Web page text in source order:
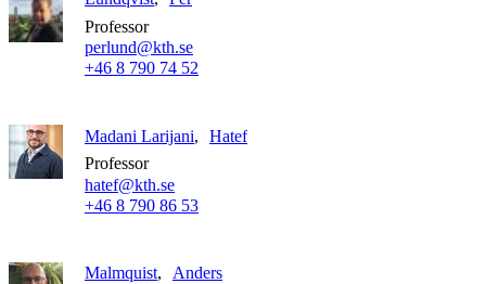
Professor
perlund@kth.se
+46 8 790 74 52
Madani Larijani
Hatef
Professor
hatef@kth.se
+46 8 790 86 53
Malmquist
Anders